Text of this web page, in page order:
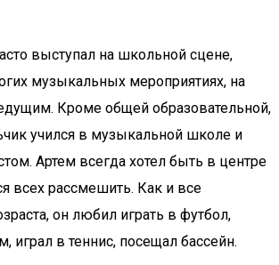
выступал на школьной сцене,
музыкальных мероприятиях, на
Кроме общей образовательной,
учился в музыкальной школе и
Артем всегда хотел быть в центре
всех рассмешить. Как и все
он любил играть в футбол,
играл в теннис, посещал бассейн.